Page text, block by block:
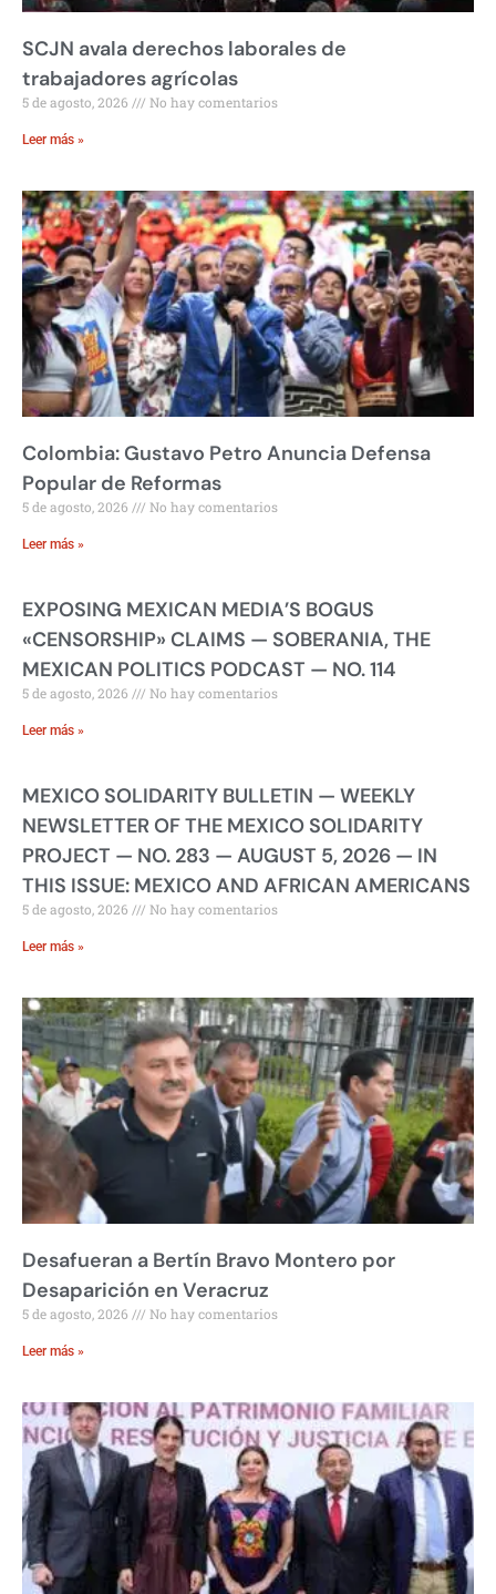
SCJN avala derechos laborales de
trabajadores agrícolas
5 de agosto, 2026 No hay comentarios
Leer más »
Colombia: Gustavo Petro Anuncia Defensa
Popular de Reformas
5 de agosto, 2026 No hay comentarios
Leer más »
EXPOSING MEXICAN MEDIA’S BOGUS
«CENSORSHIP» CLAIMS — SOBERANIA, THE
MEXICAN POLITICS PODCAST — NO. 114
5 de agosto, 2026 No hay comentarios
Leer más »
MEXICO SOLIDARITY BULLETIN — WEEKLY
NEWSLETTER OF THE MEXICO SOLIDARITY
PROJECT — NO. 283 — AUGUST 5, 2026 — IN
THIS ISSUE: MEXICO AND AFRICAN AMERICANS
5 de agosto, 2026 No hay comentarios
Leer más »
Desafueran a Bertín Bravo Montero por
Desaparición en Veracruz
5 de agosto, 2026 No hay comentarios
Leer más »